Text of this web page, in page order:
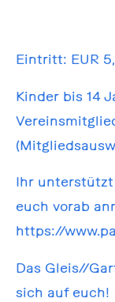
Eintritt: EUR
Kinder bis 14
Ihr unterstützt
euch vorab
https://
Das Gleis//
sich auf euch!